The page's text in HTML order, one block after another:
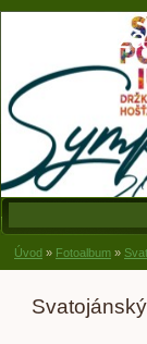
Solisko,
Úvod » Fotoalbum »